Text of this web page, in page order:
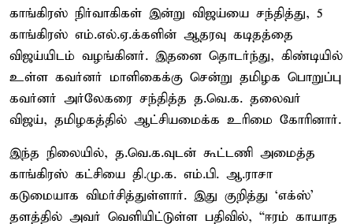
காங்கிரஸ் நிர்வாகிகள் இன்று விஜய்யை சந்தித்து, 5
காங்கிரஸ் எம்.எல்.ஏ.க்களின் ஆதரவு கடிதத்தை
விஜய்யிடம் வழங்கினர். இதனை தொடர்ந்து, கிண்டியில்
உள்ள கவர்னர் மாளிகைக்கு சென்று தமிழக பொறுப்பு
கவர்னர் அர்லேகரை சந்தித்த த.வெ.க. தலைவர்
விஜய், தமிழகத்தில் ஆட்சியமைக்க உரிமை கோரினார்.
இந்த நிலையில், த.வெ.க.வுடன் கூட்டணி அமைத்த
காங்கிரஸ் கட்சியை தி.மு.க. எம்.பி. ஆ.ராசா
கடுமையாக விமர்சித்துள்ளார். இது குறித்து ‘எக்ஸ்’
தளத்தில் அவர் வெளியிட்டுள்ள பதிவில், “ஈரம் காயாத